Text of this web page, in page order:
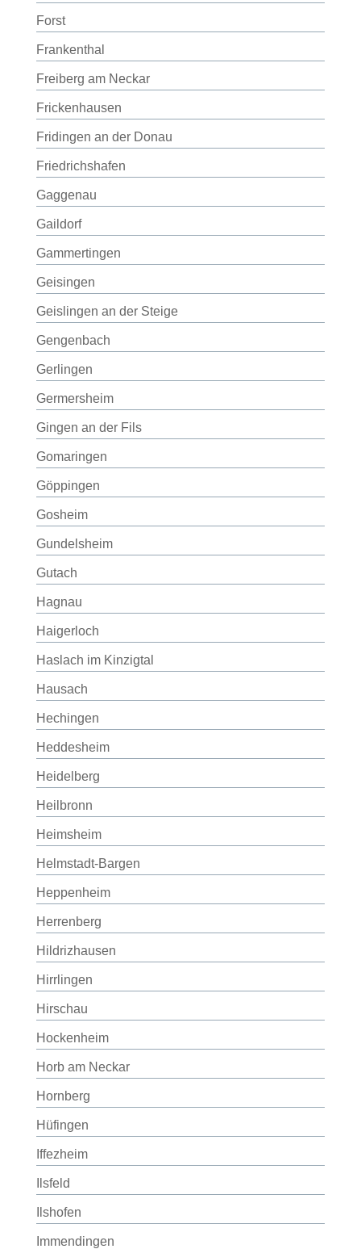
Forst
Frankenthal
Freiberg am Neckar
Frickenhausen
Fridingen an der Donau
Friedrichshafen
Gaggenau
Gaildorf
Gammertingen
Geisingen
Geislingen an der Steige
Gengenbach
Gerlingen
Germersheim
Gingen an der Fils
Gomaringen
Göppingen
Gosheim
Gundelsheim
Gutach
Hagnau
Haigerloch
Haslach im Kinzigtal
Hausach
Hechingen
Heddesheim
Heidelberg
Heilbronn
Heimsheim
Helmstadt-Bargen
Heppenheim
Herrenberg
Hildrizhausen
Hirrlingen
Hirschau
Hockenheim
Horb am Neckar
Hornberg
Hüfingen
Iffezheim
Ilsfeld
Ilshofen
Immendingen